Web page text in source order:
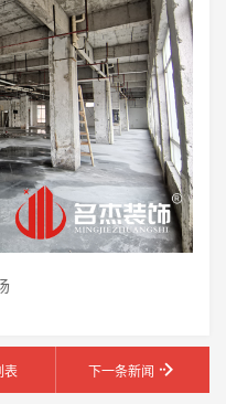
表 下一条新闻